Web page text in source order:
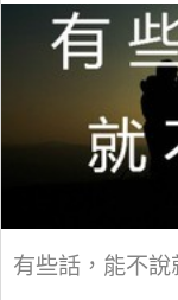
有些話，能不說